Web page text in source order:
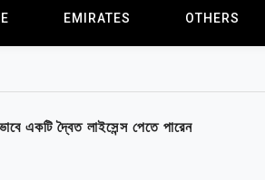
EMIRATES OTHERS
একটি দ্বৈত লাইসেন্স পেতে পারেন